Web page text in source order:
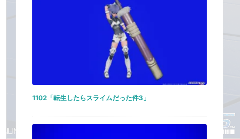
1102「転生したらスライムだった件3」